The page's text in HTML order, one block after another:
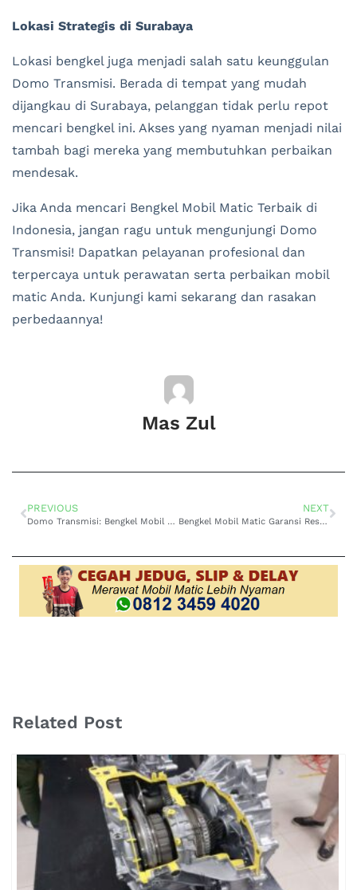
Lokasi Strategis di Surabaya
Lokasi bengkel juga menjadi salah satu keunggulan
Domo Transmisi. Berada di tempat yang mudah
dijangkau di Surabaya, pelanggan tidak perlu repot
mencari bengkel ini. Akses yang nyaman menjadi nilai
tambah bagi mereka yang membutuhkan perbaikan
mendesak.
Jika Anda mencari Bengkel Mobil Matic Terbaik di
Indonesia, jangan ragu untuk mengunjungi Domo
Transmisi! Dapatkan pelayanan profesional dan
terpercaya untuk perawatan serta perbaikan mobil
matic Anda. Kunjungi kami sekarang dan rasakan
perbedaannya!
Mas Zul
PREVIOUS
Domo Transmisi: Bengkel Mobil Matic 24 Jam Murah dan Terpercaya di Surabaya
NEXT
Bengkel Mobil Matic Garansi Resmi Surabaya: Keunggulan Domo Transmisi dalam Perawatan Transmisi Otomatis
Related Post